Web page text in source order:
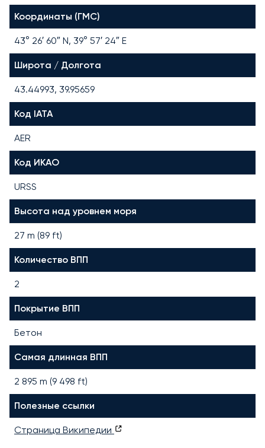
Координаты (ГМС)
43° 26′ 60″ N, 39° 57′ 24″ E
Широта / Долгота
43.44993, 39.95659
Код IATA
AER
Код ИКАО
URSS
Высота над уровнем моря
27 m (89 ft)
Количество ВПП
2
Покрытие ВПП
Бетон
Самая длинная ВПП
2 895 m (9 498 ft)
Полезные ссылки
Страница Википедии